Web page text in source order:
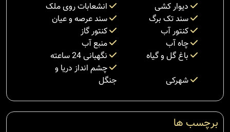
دیوار کشی
انشعابات روی ملک
سند تک برگ
سند عرصه و عیان
کنتور آب
کنتور گاز
چاه آب
منبع آب
باغ گل و گیاه
نگهبانی 24 ساعته
شهرکی
چشم انداز دریا و
جنگل
برچسب ها